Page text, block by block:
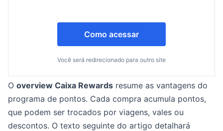
Como acessar
Você será redirecionado para outro site
O overview Caixa Rewards resume as vantagens do
programa de pontos. Cada compra acumula pontos,
que podem ser trocados por viagens, vales ou
descontos. O texto seguinte do artigo detalhará